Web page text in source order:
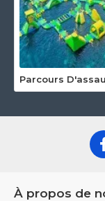
À propos de